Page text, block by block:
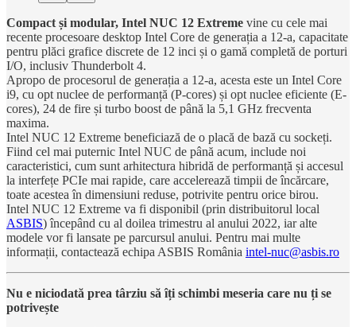
Compact și modular, Intel NUC 12 Extreme vine cu cele mai
recente procesoare desktop Intel Core de generația a 12-a, capacitate
pentru plăci grafice discrete de 12 inci și o gamă completă de porturi
I/O, inclusiv Thunderbolt 4.
Apropo de procesorul de generația a 12-a, acesta este un Intel Core
i9, cu opt nuclee de performanță (P-cores) și opt nuclee eficiente (E-
cores), 24 de fire și turbo boost de până la 5,1 GHz frecventa
maxima.
Intel NUC 12 Extreme beneficiază de o placă de bază cu sockeți.
Fiind cel mai puternic Intel NUC de până acum, include noi
caracteristici, cum sunt arhitectura hibridă de performanță și accesul
la interfețe PCIe mai rapide, care accelerează timpii de încărcare,
toate acestea în dimensiuni reduse, potrivite pentru orice birou.
Intel NUC 12 Extreme va fi disponibil (prin distribuitorul local
ASBIS) începând cu al doilea trimestru al anului 2022, iar alte
modele vor fi lansate pe parcursul anului. Pentru mai multe
informații, contactează echipa ASBIS România intel-nuc@asbis.ro
Nu e niciodată prea târziu să îți schimbi meseria care nu ți se
potrivește